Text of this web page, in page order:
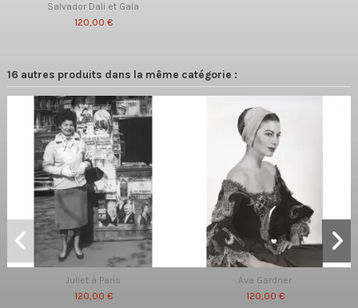
Salvador Dali et Gala
120,00 €
16 autres produits dans la même catégorie :
Juliet à Paris
120,00 €
Ava Gardner
120,00 €